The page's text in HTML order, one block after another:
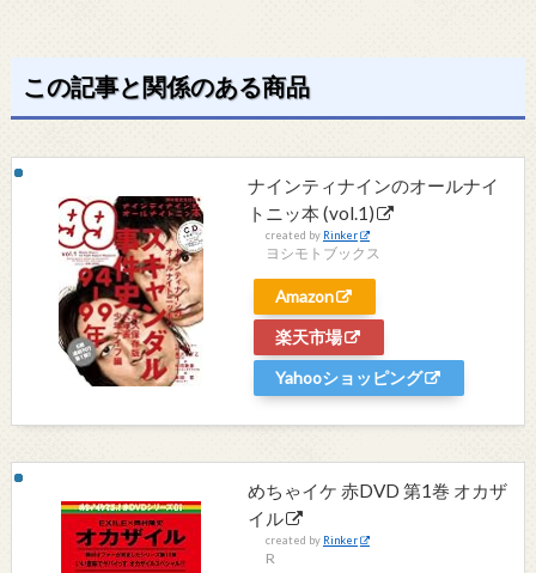
この記事と関係のある商品
ナインティナインのオールナイ
トニッ本 (vol.1)
created by Rinker
ヨシモトブックス
Amazon
楽天市場
Yahooショッピング
めちゃイケ 赤DVD 第1巻 オカザ
イル
created by Rinker
R